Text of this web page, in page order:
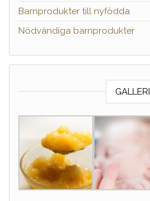
Barnprodukter till nyfödda
Nödvändiga barnprodukter
GALLERI